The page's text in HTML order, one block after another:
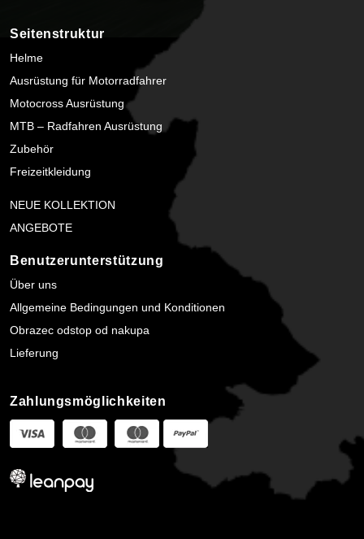
Seitenstruktur
Helme
Ausrüstung für Motorradfahrer
Motocross Ausrüstung
MTB – Radfahren Ausrüstung
Zubehör
Freizeitkleidung
NEUE KOLLEKTION
ANGEBOTE
Benutzerunterstützung
Über uns
Allgemeine Bedingungen und Konditionen
Obrazec odstop od nakupa
Lieferung
Zahlungsmöglichkeiten